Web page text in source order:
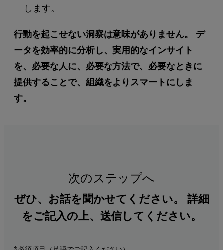
します。
行動を起こせない洞察は意味がありません。 デ
ータを効率的に分析し、実用的なインサイト
を、必要な人に、必要な方法で、必要なときに
提供することで、組織をよりスマートにしま
す。
次のステップへ
ぜひ、お話を聞かせてください。 詳細
をご記入の上、送信してください。